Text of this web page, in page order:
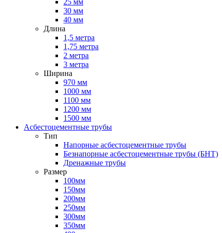
25 мм
30 мм
40 мм
Длина
1,5 метра
1,75 метра
2 метра
3 метра
Ширина
970 мм
1000 мм
1100 мм
1200 мм
1500 мм
Асбестоцементные трубы
Тип
Напорные асбестоцементные трубы
Безнапорные асбестоцементные трубы (БНТ)
Дренажные трубы
Размер
100мм
150мм
200мм
250мм
300мм
350мм